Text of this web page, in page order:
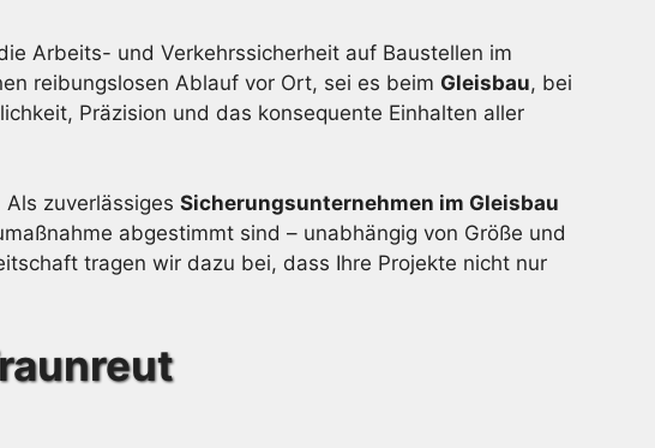
Arbeits- und Verkehrssicherheit auf Baustellen im
reibungslosen Ablauf vor Ort, sei es beim Gleisbau, bei
Präzision und das konsequente Einhalten aller
Als zuverlässiges Sicherungsunternehmen im Gleisbau
abgestimmt sind – unabhängig von Größe und
tragen wir dazu bei, dass Ihre Projekte nicht nur